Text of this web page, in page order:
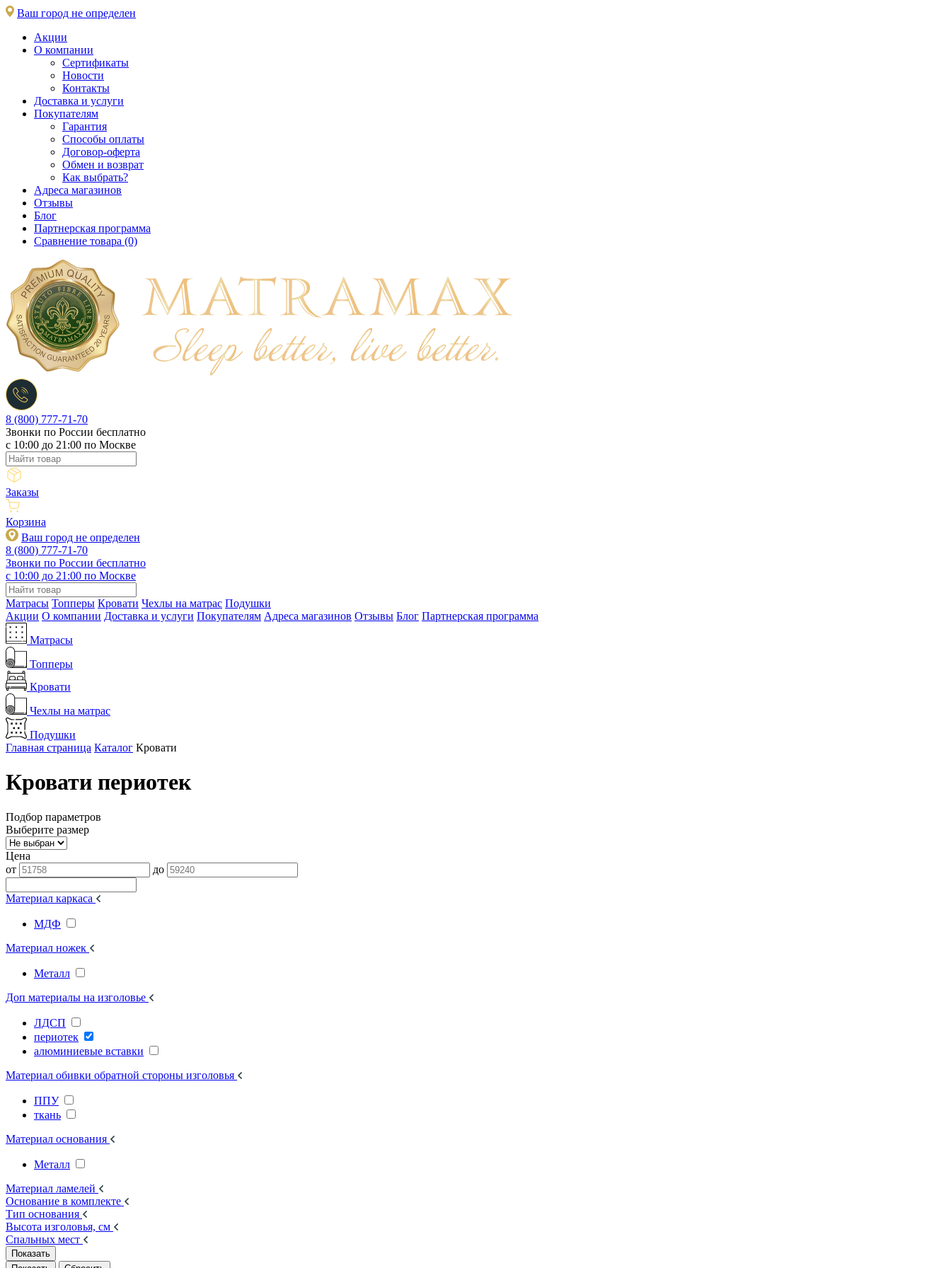
Ваш город не определен
Акции
О компании
Сертификаты
Новости
Контакты
Доставка и услуги
Покупателям
Гарантия
Способы оплаты
Договор-оферта
Обмен и возврат
Как выбрать?
Адреса магазинов
Отзывы
Блог
Партнерская программа
Сравнение товара (0)
8 (800) 777-71-70
Звонки по России бесплатно
c 10:00 до 21:00 по Москве
Заказы
Корзина
Ваш город не определен
8 (800) 777-71-70
Звонки по России бесплатно
c 10:00 до 21:00 по Москве
Матрасы Топперы Кровати Чехлы на матрас Подушки
Акции О компании Доставка и услуги Покупателям Адреса магазинов Отзывы Блог Партнерская программа
Матрасы
Топперы
Кровати
Чехлы на матрас
Подушки
Главная страница Каталог Кровати
Кровати периотек
Подбор параметров
Выберите размер
Цена
от
до
Материал каркаса
МДФ
Материал ножек
Металл
Доп материалы на изголовье
ЛДСП
периотек
алюминиевые вставки
Материал обивки обратной стороны изголовья
ППУ
ткань
Материал основания
Металл
Материал ламелей
Основание в комплекте
Тип основания
Высота изголовья, см
Спальных мест